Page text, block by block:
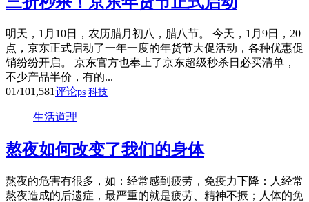
明天，1月10日，农历腊月初八，腊八节。 今天，1月9日，20
点，京东正式启动了一年一度的年货节大促活动，各种优惠促
销纷纷开启。 京东官方也奉上了京东超级秒杀日必买清单，
不少产品半价，有的...
01/101,581评论ps 科技
生活道理
熬夜如何改变了我们的身体
熬夜的危害有很多，如：经常感到疲劳，免疫力下降：人经常
熬夜造成的后遗症，最严重的就是疲劳、精神不振；人体的免